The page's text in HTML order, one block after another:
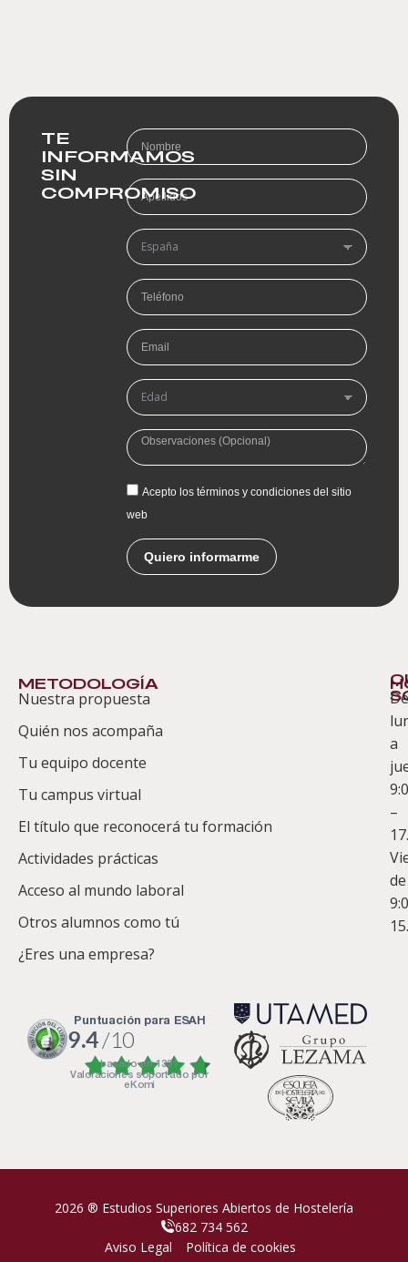
TE
INFORMAMOS
SIN
COMPROMISO
Acepto los términos y condiciones del sitio
web
Quiero informarme
METODOLOGÍA
Nuestra propuesta
Quién nos acompaña
Tu equipo docente
Tu campus virtual
El título que reconocerá tu formación
Actividades prácticas
Acceso al mundo laboral
Otros alumnos como tú
¿Eres una empresa?
Te
De
a
–
de
puntuación para ESAH
9.4/10
basado en1331
Valoraciones soportado por
eKomi
2026 ® Estudios Superiores Abiertos de Hostelería
682 734 562
Aviso Legal
Política de cookies